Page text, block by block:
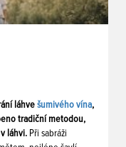
láhve šumivého vína,
tradiční metodou,
láhvi. Při sabráži